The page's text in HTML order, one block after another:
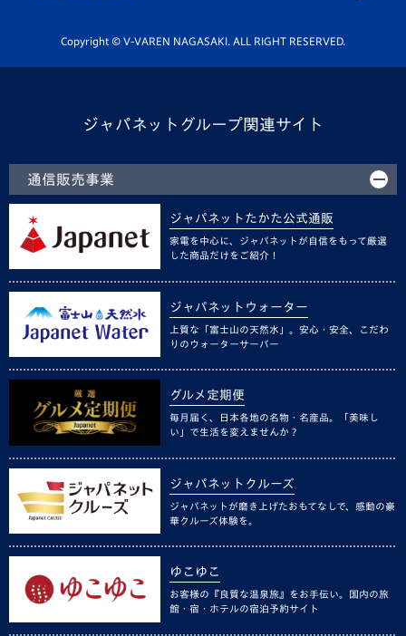
ホームタウン活動
Copyright © V-VAREN NAGASAKI. ALL RIGHT RESERVED.
ジャパネットグループ関連サイト
通信販売事業
ジャパネットたかた公式通販
家電を中心に、ジャパネットが自信をもって厳選
した商品だけをご紹介！
ジャパネットウォーター
上質な「富士山の天然水」。安心・安全、こだわ
りのウォーターサーバー
グルメ定期便
毎月届く、日本各地の名物・名産品。「美味し
い」で生活を変えませんか？
ジャパネットクルーズ
ジャパネットが磨き上げたおもてなしで、感動の豪
華クルーズ体験を。
ゆこゆこ
お客様の『良質な温泉旅』をお手伝い。国内の旅
館・宿・ホテルの宿泊予約サイト